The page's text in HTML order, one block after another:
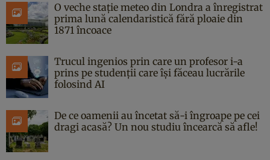
O veche stație meteo din Londra a înregistrat
prima lună calendaristică fără ploaie din
1871 încoace
Trucul ingenios prin care un profesor i-a
prins pe studenții care își făceau lucrările
folosind AI
De ce oamenii au încetat să-i îngroape pe cei
dragi acasă? Un nou studiu încearcă să afle!